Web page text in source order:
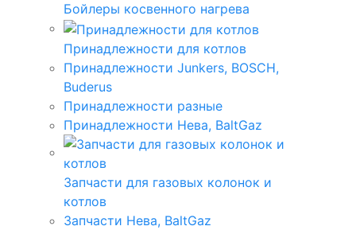
Бойлеры косвенного нагрева
Принадлежности для котлов
Принадлежности Junkers, BOSCH,
Buderus
Принадлежности разные
Принадлежности Нева, BaltGaz
Запчасти для газовых колонок и
котлов
Запчасти Нева, BaltGaz